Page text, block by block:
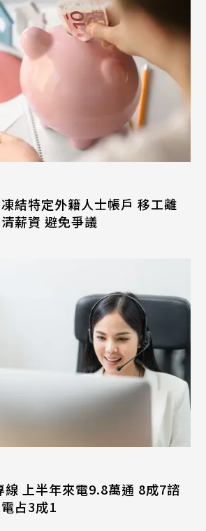
結特定外籍人士帳戶 移工離
薪資 避免爭議
線 上半年來電9.8萬通 8成7諮
占3成1